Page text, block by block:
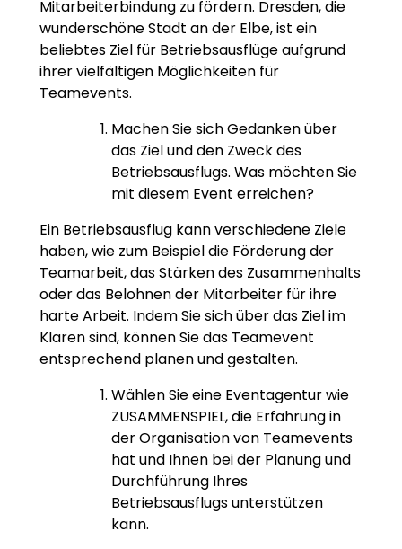
Mitarbeiterbindung zu fördern. Dresden, die
wunderschöne Stadt an der Elbe, ist ein
beliebtes Ziel für Betriebsausflüge aufgrund
ihrer vielfältigen Möglichkeiten für
Teamevents.
Machen Sie sich Gedanken über
das Ziel und den Zweck des
Betriebsausflugs. Was möchten Sie
mit diesem Event erreichen?
Ein Betriebsausflug kann verschiedene Ziele
haben, wie zum Beispiel die Förderung der
Teamarbeit, das Stärken des Zusammenhalts
oder das Belohnen der Mitarbeiter für ihre
harte Arbeit. Indem Sie sich über das Ziel im
Klaren sind, können Sie das Teamevent
entsprechend planen und gestalten.
Wählen Sie eine Eventagentur wie
ZUSAMMENSPIEL, die Erfahrung in
der Organisation von Teamevents
hat und Ihnen bei der Planung und
Durchführung Ihres
Betriebsausflugs unterstützen
kann.